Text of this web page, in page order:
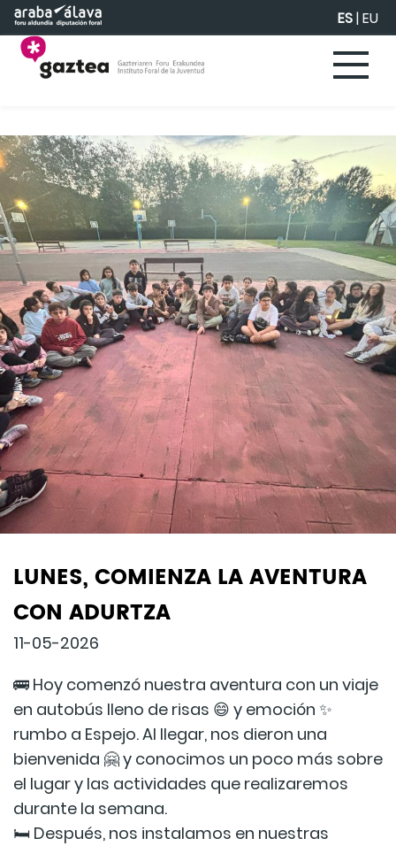
Saltar al contenido principal ES|EU
LUNES, COMIENZA LA AVENTURA
CON ADURTZA
11-05-2026
🚌 Hoy comenzó nuestra aventura con un viaje
en autobús lleno de risas 😄 y emoción ✨
rumbo a Espejo. Al llegar, nos dieron una
bienvenida 🤗 y conocimos un poco más sobre
el lugar y las actividades que realizaremos
durante la semana.
🛏️ Después, nos instalamos en nuestras